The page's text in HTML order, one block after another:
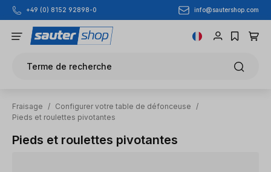
Passer au contenu principal
+49 (0) 8152 92898-0 info@sautershop.com
Terme de recherche
Fraisage / Configurer votre table de défonceuse
/
Pieds et roulettes pivotantes
Pieds et roulettes pivotantes